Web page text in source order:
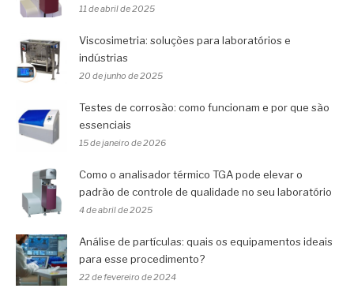
11 de abril de 2025
Viscosimetria: soluções para laboratórios e
indústrias
20 de junho de 2025
Testes de corrosão: como funcionam e por que são
essenciais
15 de janeiro de 2026
Como o analisador térmico TGA pode elevar o
padrão de controle de qualidade no seu laboratório
4 de abril de 2025
Análise de partículas: quais os equipamentos ideais
para esse procedimento?
22 de fevereiro de 2024